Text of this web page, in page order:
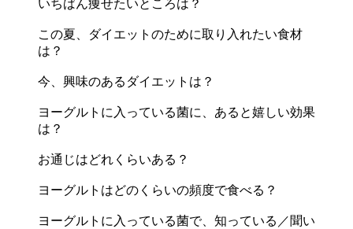
いちばん痩せたいところは？
この夏、ダイエットのために取り入れたい食材
は？
今、興味のあるダイエットは？
ヨーグルトに入っている菌に、あると嬉しい効果
は？
お通じはどれくらいある？
ヨーグルトはどのくらいの頻度で食べる？
ヨーグルトに入っている菌で、知っている／聞い